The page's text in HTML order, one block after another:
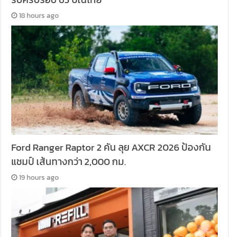
18 hours ago
Ford Ranger Raptor 2 คัน ลุย AXCR 2026 ป้องกัน
แชมป์ เส้นทางกว่า 2,000 กม.
19 hours ago